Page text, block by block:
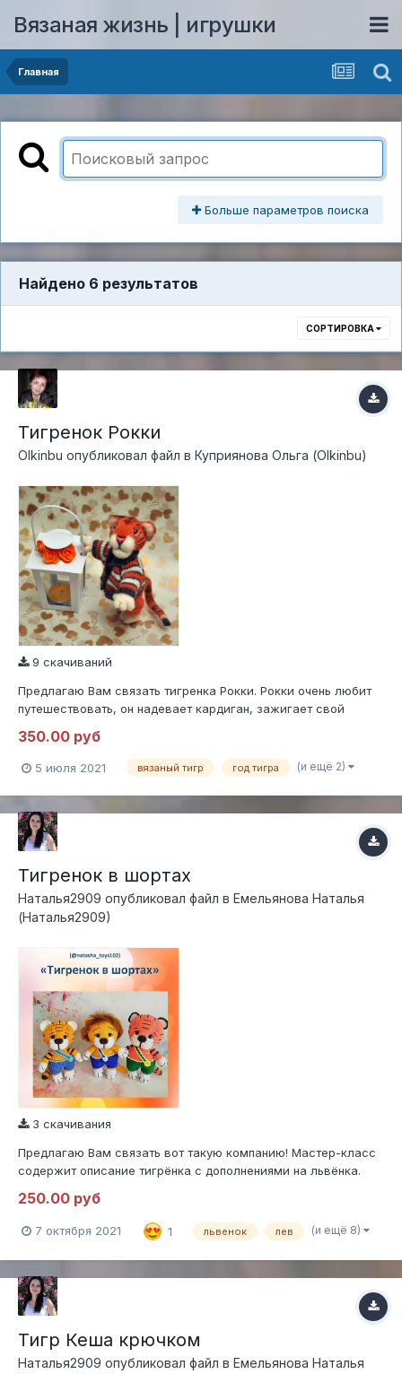
Вязаная жизнь | игрушки
Главная
Больше параметров поиска
Найдено 6 результатов
СОРТИРОВКА
Тигренок Рокки
Olkinbu опубликовал файл в Куприянова Ольга (Olkinbu)
9 скачиваний
Предлагаю Вам связать тигренка Рокки. Рокки очень любит
путешествовать, он надевает кардиган, зажигает свой
Для вязания вам потребуется пряжа одинаковой толщины,
рыжего, белого и немного черного цвета. Все конечности и
голова на шплинто...
350.00 руб
5 июля 2021 вязаный тигр год тигра (и ещё 2)
Тигренок в шортах
Наталья2909 опубликовал файл в Емельянова Наталья
(Наталья2909)
3 скачивания
Предлагаю Вам связать вот такую компанию! Мастер-класс
содержит описание тигрёнка с дополнениями на львёнка.
подробным описанием процесса создания игрушек. Рост
готового тигренка 19 см из пряжи YarnArt Jeans, из Газзал
беби Коттон получаетс...
250.00 руб
7 октября 2021 1 львенок лев (и ещё 8)
Тигр Кеша крючком
Наталья2909 опубликовал файл в Емельянова Наталья